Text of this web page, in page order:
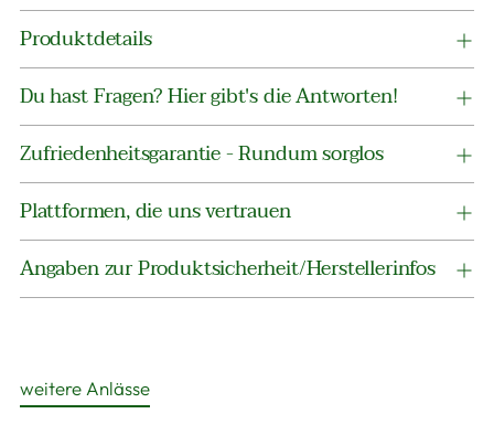
Produkt
in
den
Warenkorb
legen
Produktdetails
Du hast Fragen? Hier gibt's die Antworten!
Zufriedenheitsgarantie - Rundum sorglos
Plattformen, die uns vertrauen
Angaben zur Produktsicherheit/Herstellerinfos
weitere Anlässe